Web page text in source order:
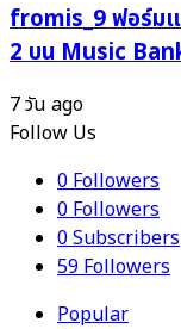
fromis_9 ฟอร์มแ
2 บน Music
7 วัน ago
Follow Us
0Followers
0Followers
0Subscribers
59Followers
Popular